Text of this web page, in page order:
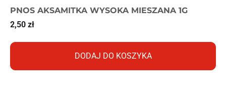
PNOS AKSAMITKA WYSOKA MIESZANA 1G
2,50 zł
DODAJ DO KOSZYKA